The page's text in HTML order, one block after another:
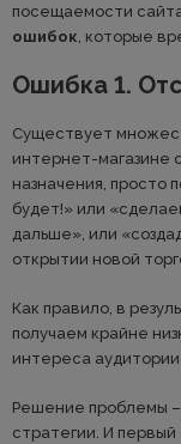
посещаемости
ошибок, которые
Ошибка 1.
Существует
интернет-магазине
назначения, просто
будет!» или
дальше», или
открытии новой
Как правило, в
получаем крайне
интереса
Решение проблемы
стратегии. И первый